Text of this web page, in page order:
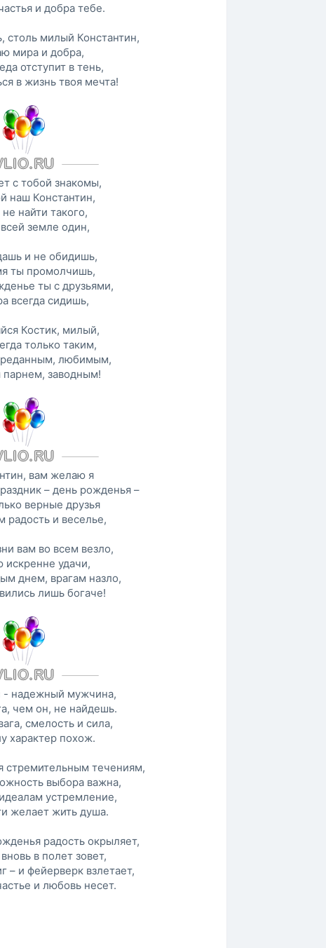
и добра тебе.
столь милый Константин,
мира и добра,
отступит в тень,
в жизнь твоя мечта!
с тобой знакомы,
наш Константин,
найти такого,
земле один,
и не обидишь,
ты промолчишь,
ты с друзьями,
всегда сидишь,
Костик, милый,
только таким,
любимым,
заводным!
вам желаю я
– день рожденья –
верные друзья
радость и веселье,
вам во всем везло,
удачи,
днем, врагам назло,
лишь богаче!
- надежный мужчина,
чем он, не найдешь.
смелость и сила,
характер похож.
стремительным течениям,
выбора важна,
устремление,
желает жить душа.
радость окрыляет,
в полет зовет,
– и фейерверк взлетает,
и любовь несет.